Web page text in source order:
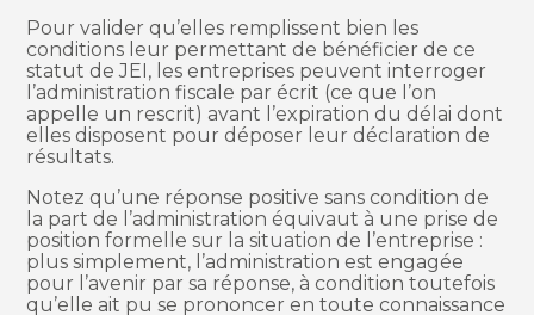
Pour valider qu’elles remplissent bien les
conditions leur permettant de bénéficier de ce
statut de JEI, les entreprises peuvent interroger
l’administration fiscale par écrit (ce que l’on
appelle un rescrit) avant l’expiration du délai dont
elles disposent pour déposer leur déclaration de
résultats.
Notez qu’une réponse positive sans condition de
la part de l’administration équivaut à une prise de
position formelle sur la situation de l’entreprise :
plus simplement, l’administration est engagée
pour l’avenir par sa réponse, à condition toutefois
qu’elle ait pu se prononcer en toute connaissance